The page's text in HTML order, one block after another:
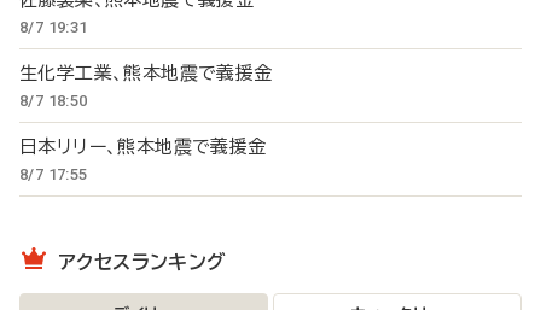
8/7 19:31
生化学工業、熊本地震で義援金
8/7 18:50
日本リリー、熊本地震で義援金
8/7 17:55
アクセスランキング